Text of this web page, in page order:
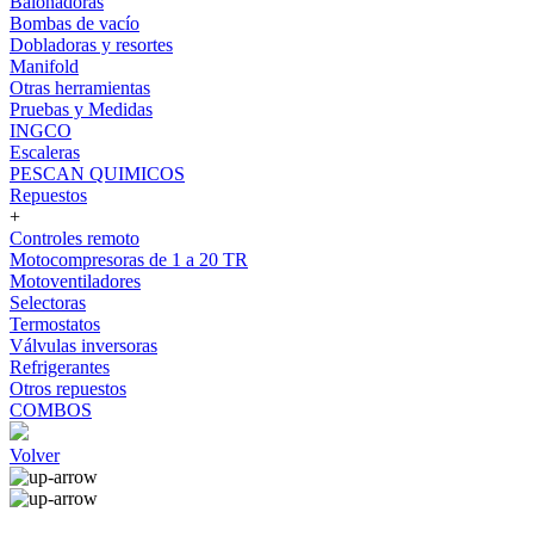
Bombas de vacío
Dobladoras y resortes
Manifold
Otras herramientas
Pruebas y Medidas
INGCO
Escaleras
PESCAN QUIMICOS
Repuestos
+
Controles remoto
Motocompresoras de 1 a 20 TR
Motoventiladores
Selectoras
Termostatos
Válvulas inversoras
Refrigerantes
Otros repuestos
COMBOS
Volver